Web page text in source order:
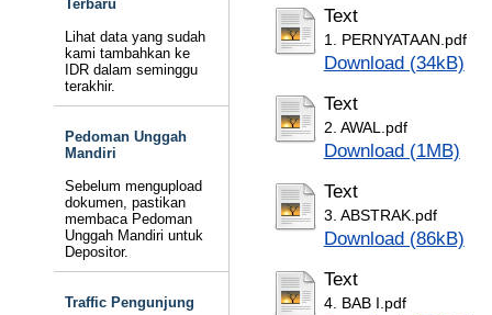
Terbaru
Lihat data yang sudah
kami tambahkan ke
IDR dalam seminggu
terakhir.
Pedoman Unggah
Mandiri
Sebelum mengupload
dokumen, pastikan
membaca Pedoman
Unggah Mandiri untuk
Depositor.
Traffic Pengunjung
Text
1. PERNYATAAN.pdf
Download (34kB)
Text
2. AWAL.pdf
Download (1MB)
Text
3. ABSTRAK.pdf
Download (86kB)
Text
4. BAB I.pdf